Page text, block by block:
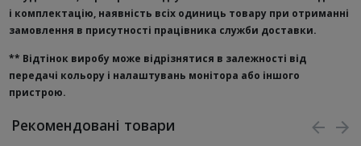
і комплектацію, наявність всіх одиниць товару при отриманні
замовлення в присутності працівника служби доставки.
** Відтінок виробу може відрізнятися в залежності від
передачі кольору і налаштувань монітора або іншого
пристрою.
Рекомендовані товари